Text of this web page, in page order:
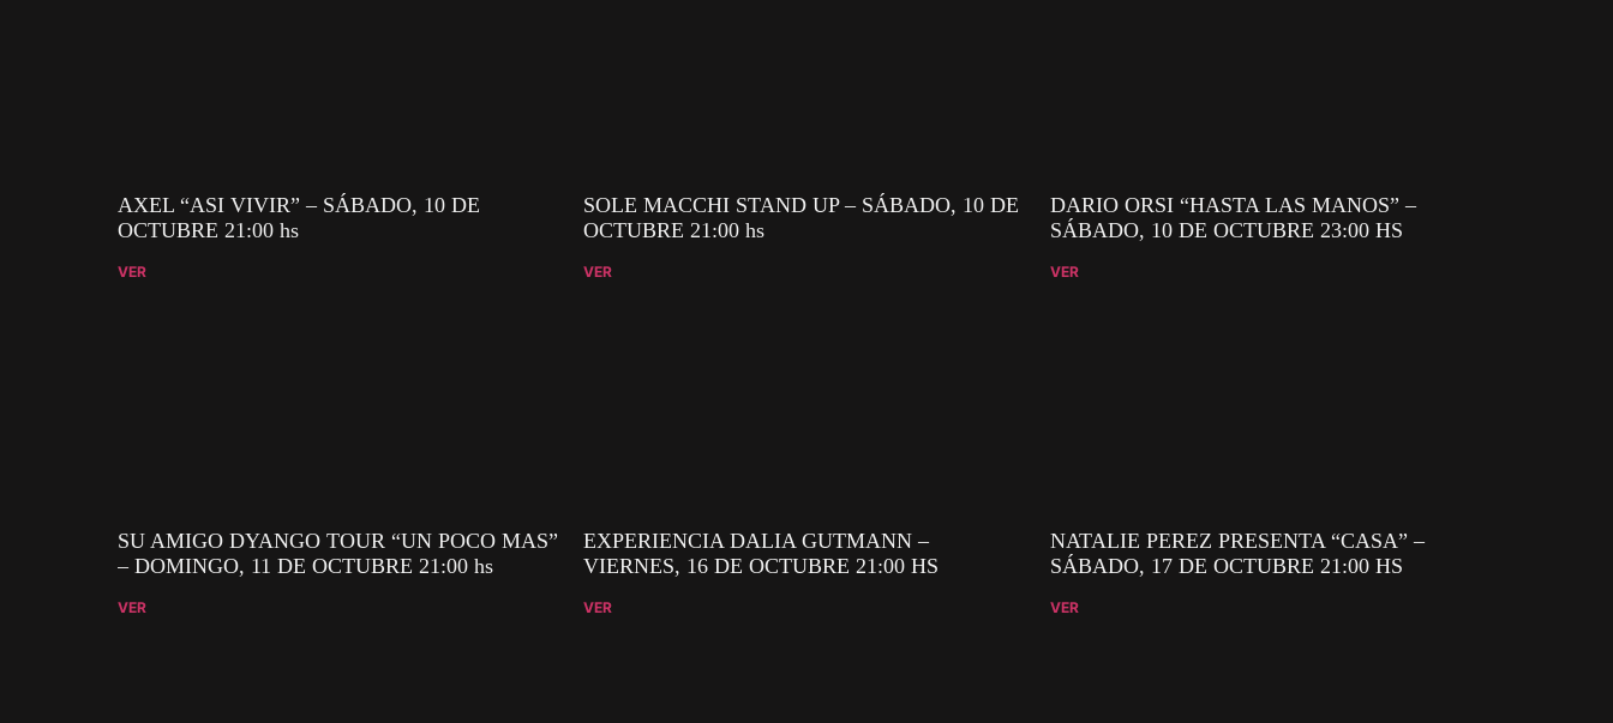
AXEL “ASI VIVIR” – SÁBADO, 10 DE
OCTUBRE 21:00 hs
VER
SOLE MACCHI STAND UP – SÁBADO, 10 DE
OCTUBRE 21:00 hs
VER
DARIO ORSI “HASTA LAS MANOS” –
SÁBADO, 10 DE OCTUBRE 23:00 HS
VER
SU AMIGO DYANGO TOUR “UN POCO MAS”
– DOMINGO, 11 DE OCTUBRE 21:00 hs
VER
EXPERIENCIA DALIA GUTMANN –
VIERNES, 16 DE OCTUBRE 21:00 HS
VER
NATALIE PEREZ PRESENTA “CASA” –
SÁBADO, 17 DE OCTUBRE 21:00 HS
VER